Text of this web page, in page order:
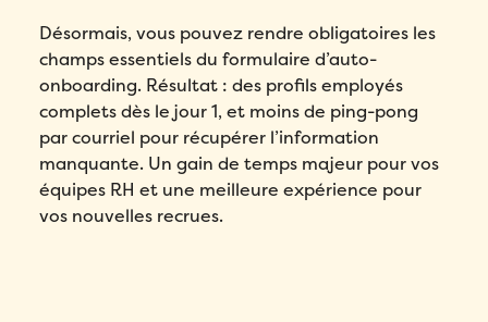
Désormais, vous pouvez rendre obligatoires les
champs essentiels du formulaire d’auto-
onboarding. Résultat : des profils employés
complets dès le jour 1, et moins de ping-pong
par courriel pour récupérer l’information
manquante. Un gain de temps majeur pour vos
équipes RH et une meilleure expérience pour
vos nouvelles recrues.